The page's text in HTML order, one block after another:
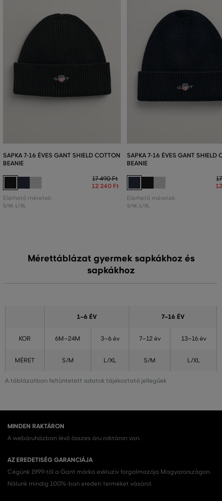
SAPKA 7-16 ÉVES GANT SHIELD COTTON
BEANIE
17 490 Ft
12 240 Ft
Elérhető méretek:
S/M, L/XL
SAPKA 7-16 ÉVES GANT SHIELD
BEANIE
Elérhető méretek:
S/M, L/XL
Mérettáblázat gyermek sapkákhoz és
sapkákhoz
A táblázatban feltüntetett adatok tájékoztató jellegűek
1–6 ÉV 7–16 ÉV
KOR 6M–24M 3–6 év 7–12 év 13–16 év
MÉRET S/M L/XL S/M L/XL
MINDEN RAKTÁRON
A webáruházban lévő összes áru raktáron van.
AZ EREDETISÉG GARANCIÁJA
Cégünk 1999-től a Gant márka exkluzív forgalmazója Magyarországon.
Nálunk mindig 100%-ban eredeti terméket vásárol.